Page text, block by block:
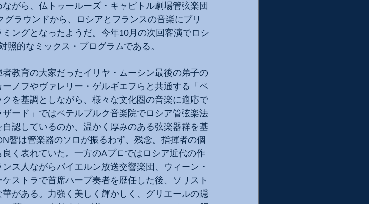
がら、仏トゥールーズ・キャピトル劇場管弦楽団
ラウンドから、ロシアとフランスの音楽にブリ
ングとなったようだ。今年10月の次回客演でロシ
照的なミックス・プログラムである。
教育の大家だったイリヤ・ムーシン最後の弟子の
ノフやヴァレリー・ゲルギエフらと共通する「ペ
を基調としながら、様々な文化圏の音楽に適応で
ード」ではペテルブルク音楽院でロシア管弦楽法
認しているのか、温かく厚みのある弦楽器群を基
響は管楽器のソロが振るわず、残念。指揮者の個
く表れていた。一方のAプロではロシア近代の作
ス人ながらバイエルン放送交響楽団、ウィーン・
ストラで首席ハープ奏者を歴任した後、ソリスト
がある。力強く美しく輝かしく、グリエールの隠